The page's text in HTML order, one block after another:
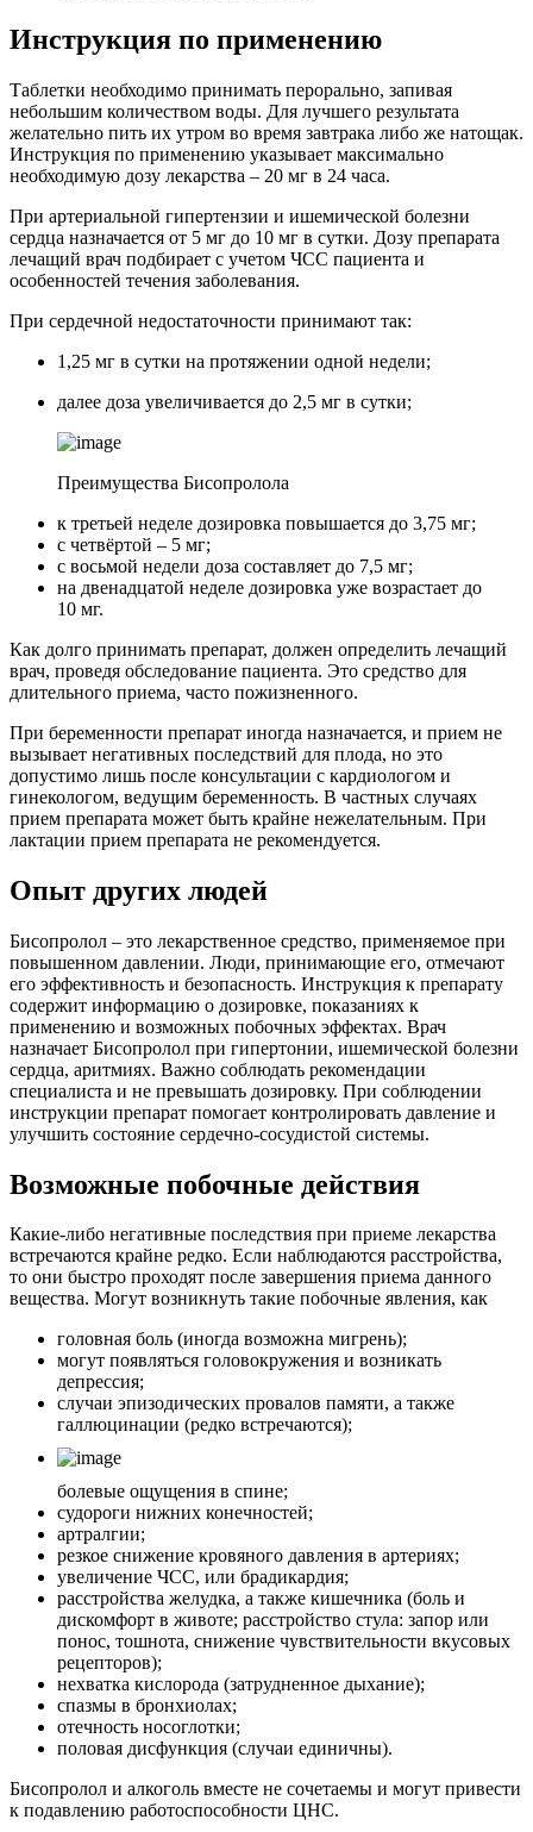
Инструкция по применению
Таблетки необходимо принимать перорально, запивая
небольшим количеством воды. Для лучшего результата
желательно пить их утром во время завтрака либо же натощак.
Инструкция по применению указывает максимально
необходимую дозу лекарства – 20 мг в 24 часа.
При артериальной гипертензии и ишемической болезни
сердца назначается от 5 мг до 10 мг в сутки. Дозу препарата
лечащий врач подбирает с учетом ЧСС пациента и
особенностей течения заболевания.
При сердечной недостаточности принимают так:
1,25 мг в сутки на протяжении одной недели;
далее доза увеличивается до 2,5 мг в сутки;
Преимущества Бисопролола
к третьей неделе дозировка повышается до 3,75 мг;
с четвёртой – 5 мг;
с восьмой недели доза составляет до 7,5 мг;
на двенадцатой неделе дозировка уже возрастает до
10 мг.
Как долго принимать препарат, должен определить лечащий
врач, проведя обследование пациента. Это средство для
длительного приема, часто пожизненного.
При беременности препарат иногда назначается, и прием не
вызывает негативных последствий для плода, но это
допустимо лишь после консультации с кардиологом и
гинекологом, ведущим беременность. В частных случаях
прием препарата может быть крайне нежелательным. При
лактации прием препарата не рекомендуется.
Опыт других людей
Бисопролол – это лекарственное средство, применяемое при
повышенном давлении. Люди, принимающие его, отмечают
его эффективность и безопасность. Инструкция к препарату
содержит информацию о дозировке, показаниях к
применению и возможных побочных эффектах. Врач
назначает Бисопролол при гипертонии, ишемической болезни
сердца, аритмиях. Важно соблюдать рекомендации
специалиста и не превышать дозировку. При соблюдении
инструкции препарат помогает контролировать давление и
улучшить состояние сердечно-сосудистой системы.
Возможные побочные действия
Какие-либо негативные последствия при приеме лекарства
встречаются крайне редко. Если наблюдаются расстройства,
то они быстро проходят после завершения приема данного
вещества. Могут возникнуть такие побочные явления, как
головная боль (иногда возможна мигрень);
могут появляться головокружения и возникать
депрессия;
случаи эпизодических провалов памяти, а также
галлюцинации (редко встречаются);
болевые ощущения в спине;
судороги нижних конечностей;
артралгии;
резкое снижение кровяного давления в артериях;
увеличение ЧСС, или брадикардия;
расстройства желудка, а также кишечника (боль и
дискомфорт в животе; расстройство стула: запор или
понос, тошнота, снижение чувствительности вкусовых
рецепторов);
нехватка кислорода (затрудненное дыхание);
спазмы в бронхиолах;
отечность носоглотки;
половая дисфункция (случаи единичны).
Бисопролол и алкоголь вместе не сочетаемы и могут привести
к подавлению работоспособности ЦНС.